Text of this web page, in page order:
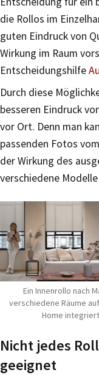
die Rollos im
guten Eindruck von
Wirkung im Raum
Entscheidungshilfe
Durch diese
besseren Eindruck
vor Ort. Denn man
passenden Fotos
der Wirkung des
verschiedene
Ein Innenrollo nach
verschiedene Räume
Home
Nicht jedes
geeignet